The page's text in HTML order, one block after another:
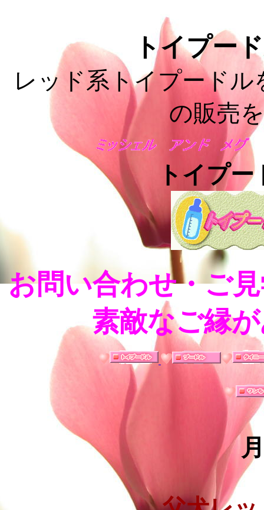
トイプー
レッド系トイプード
の販売
トイプ
お問い合わせ・ご
素敵なご縁